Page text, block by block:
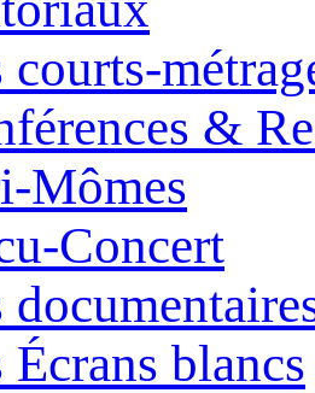
courts-
&
Mômes
Concert
Écrans blancs